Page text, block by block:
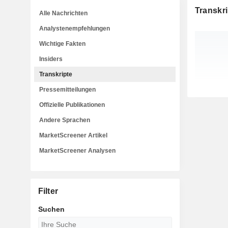
Alle Nachrichten
Analystenempfehlungen
Wichtige Fakten
Insiders
Transkripte
Pressemitteilungen
Offizielle Publikationen
Andere Sprachen
MarketScreener Artikel
MarketScreener Analysen
Filter
Suchen